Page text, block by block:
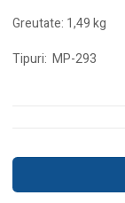
Greutate: 1,49 kg
Tipuri: MP-293